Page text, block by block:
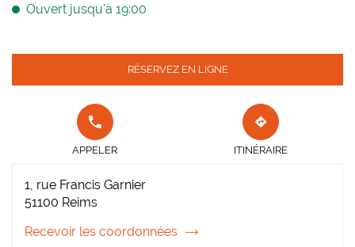
Ouvert jusqu'à 19:00
RÉSERVEZ EN LIGNE
APPELER
LE POINT
DE VENTE
PLUS REIMS
CARREFOUR
APPELER ITINÉRAIRE
JUSQU'AU
POINT
DE
1, rue Francis Garnier
51100 Reims
Recevoir les coordonnées
du